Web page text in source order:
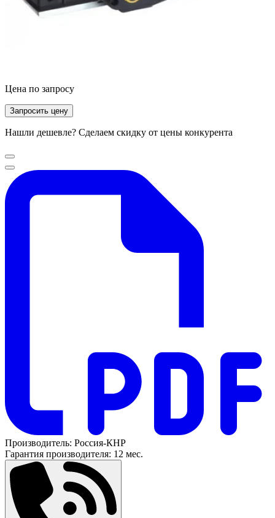
Цена по запросу
Запросить цену
Нашли дешевле? Сделаем скидку от цены конкурента
Производитель: Россия-КНР
Гарантия производителя: 12 мес.